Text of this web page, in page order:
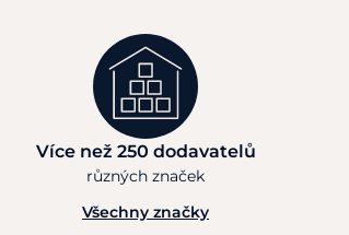
Více než 250 dodavatelů
různých značek
Všechny značky